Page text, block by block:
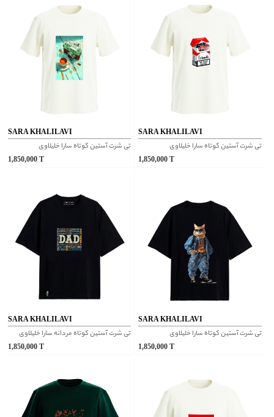
SARA KHALILAVI
تی شرت آستین کوتاه سارا خلیلاوی
1,850,000T
SARA KHALILAVI
تی شرت آستین کوتاه سارا خلیلاوی
1,850,000 T
SARA KHALILAVI
تی شرت آستین کوتاه مردانه سارا خلیلاوی
1,850,000T
SARA KHALILAVI
تی شرت آستین کوتاه سارا خلیلاوی
1,850,000 T